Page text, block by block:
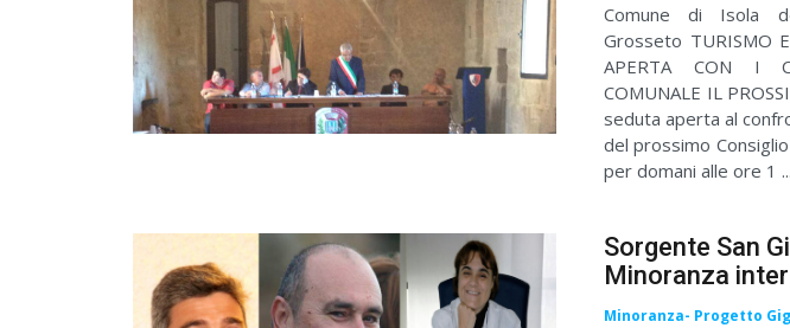
Comune di Isola
Grosseto TURISMO E
APERTA CON I
COMUNALE IL
seduta aperta al
del prossimo
per domani alle ore 1 ...
Sorgente San
Minoranza
Minoranza- Progetto